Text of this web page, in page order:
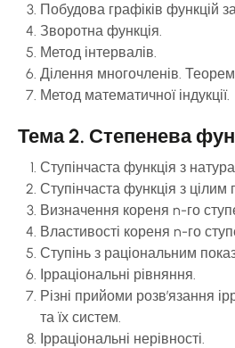
Побудова графіків функцій
Зворотна функція.
Метод інтервалів.
Ділення многочленів.
Метод математичної індукції.
Тема 2. Степенева
Ступінчаста функція з
Ступінчаста функція з цілим
Визначення кореня n-го
Властивості кореня n-го
Ступінь з раціональним
Ірраціональні рівняння.
Різні прийоми розв’язання
та їх систем.
Ірраціональні нерівності.